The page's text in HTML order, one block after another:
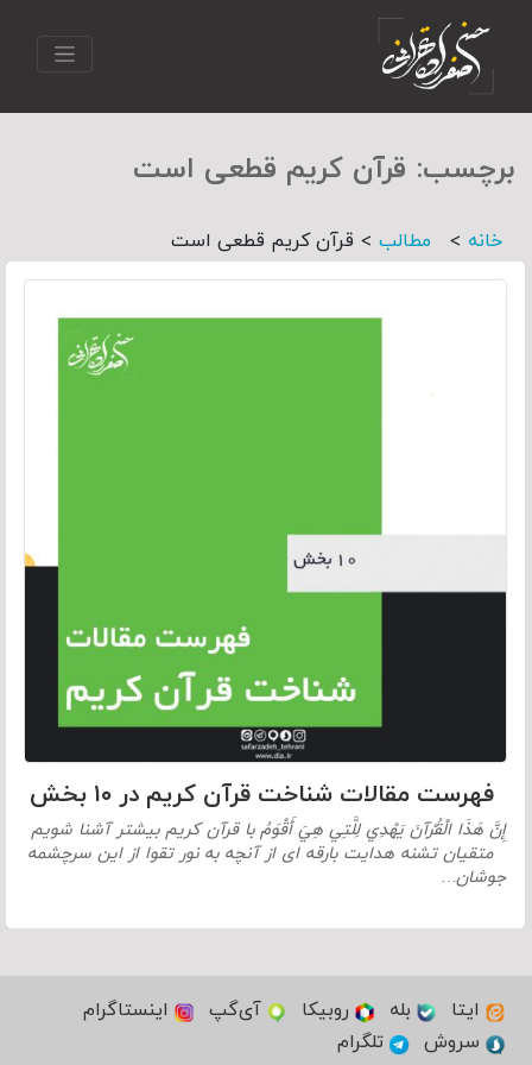
برچسب: قرآن کریم قطعی است
خانه > مطالب > قرآن کریم قطعی است
فهرست مقالات شناخت قرآن کریم در ۱۰ بخش
إِنَّ هَذَا الْقُرْآنَ يَهْدِي لِلَّتِي هِيَ أَقْوَمُ با قرآن کریم بیشتر آشنا شویم
متقیان تشنه هدایت بارقه ای از آنچه به نور تقوا از این سرچشمه
جوشان…
ایتا بله روبیکا آی‌گپ
اینستاگرام
سروش
تلگرام